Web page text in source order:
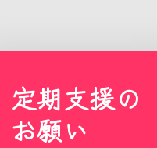
定期支援の
お願い